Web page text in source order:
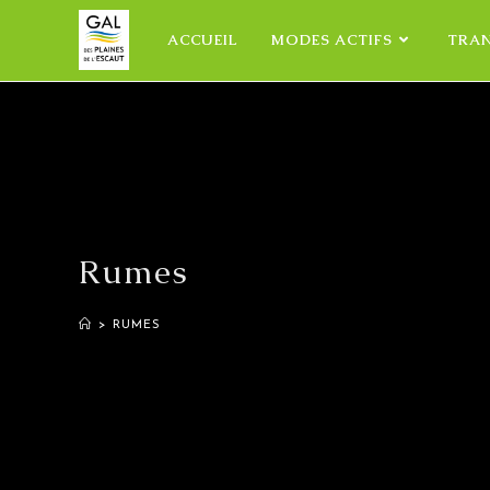
ACCUEIL MODES ACTIFS
Rumes
> RUMES